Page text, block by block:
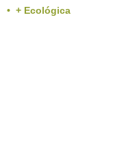
• + Ecológica